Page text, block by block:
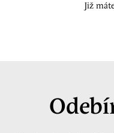
Již